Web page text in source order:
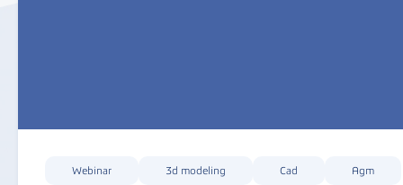
Webinar 3d modeling Cad Agm